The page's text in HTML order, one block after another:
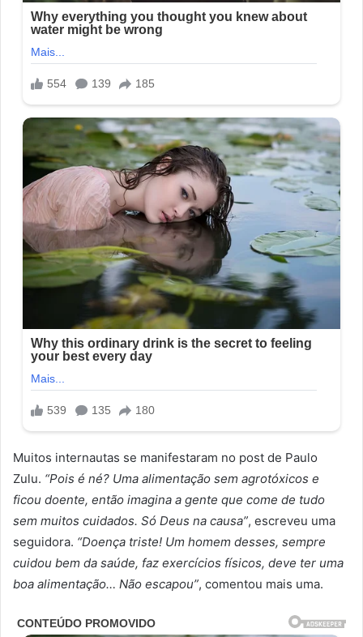
Muitos internautas se manifestaram no post de Paulo
Zulu. “Pois é né? Uma alimentação sem agrotóxicos e
ficou doente, então imagina a gente que come de tudo
sem muitos cuidados. Só Deus na causa”, escreveu uma
seguidora. “Doença triste! Um homem desses, sempre
cuidou bem da saúde, faz exercícios físicos, deve ter uma
boa alimentação… Não escapou”, comentou mais uma.